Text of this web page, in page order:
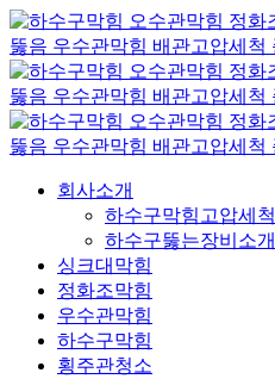
콘
텐
츠
로
건
너
회사소개
하수구막힘고압세척
하수구뚫는장비소개
싱크대막힘
정화조막힘
우수관막힘
하수구막힘
횡주관청소